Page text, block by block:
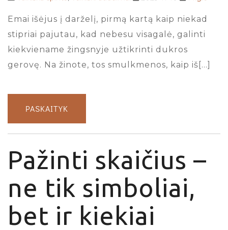
Emai išėjus į darželį, pirmą kartą kaip niekad
stipriai pajutau, kad nebesu visagalė, galinti
kiekviename žingsnyje užtikrinti dukros
gerovę. Na žinote, tos smulkmenos, kaip iš[…]
PASKAITYK
Pažinti skaičius –
ne tik simboliai,
bet ir kiekiai